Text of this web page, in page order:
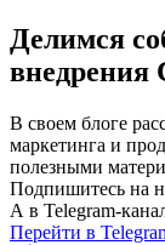
Делимся
внедрения
В своем блоге
маркетинга и
полезными
Подпишитесь на
А в Telegram-
Перейти в